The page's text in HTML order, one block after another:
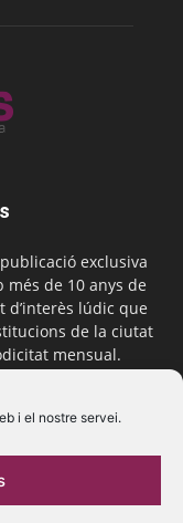
i el nostre servei.
exclusiva
de 10 anys de
d’interès lúdic que
de la ciutat
mensual.